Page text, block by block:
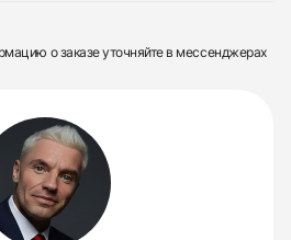
о заказеуточняйте в мессенджерах